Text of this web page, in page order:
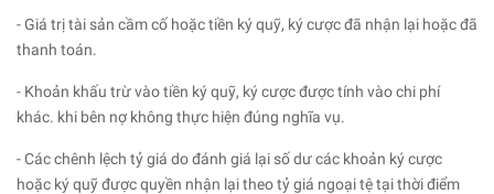
- Giá trị tài sản cầm cố hoặc tiền ký quỹ, ký cược đã nhận lại hoặc đã
thanh toán.
- Khoản khấu trừ vào tiền ký quỹ, ký cược được tính vào chi phí
khác. khi bên nợ không thực hiện đúng nghĩa vụ.
- Các chênh lệch tỷ giá do đánh giá lại số dư các khoản ký cược
hoặc ký quỹ được quyền nhận lại theo tỷ giá ngoại tệ tại thời điểm